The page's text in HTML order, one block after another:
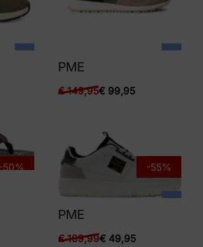
PME
€149,95€99,95
-50% -55%
PME
€109,99€49,95